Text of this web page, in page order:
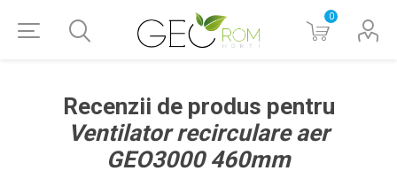
0
Recenzii de produs pentru
Ventilator recirculare aer
GEO3000 460mm